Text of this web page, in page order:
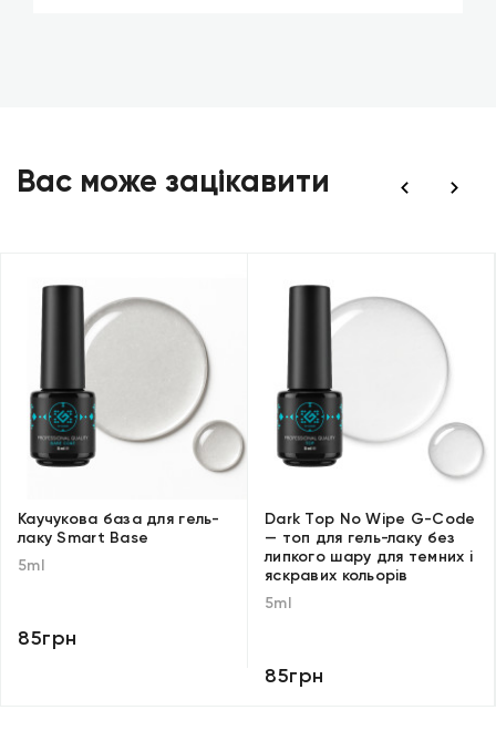
Вас може зацікавити
Каучукова база для гель-
лаку Smart Base
5ml
85грн
Dark Top No Wipe G-Code
— топ для гель-лаку без
липкого шару для темних і
яскравих кольорів
5ml
85грн